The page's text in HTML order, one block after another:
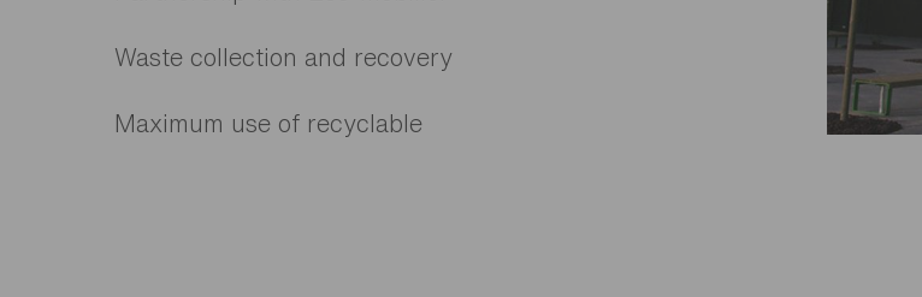
Waste collection and recovery
Maximum use of recyclable